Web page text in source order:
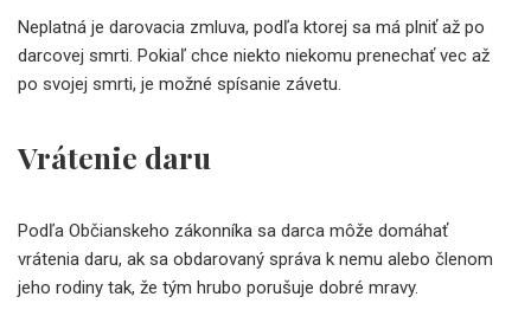
Neplatná je darovacia zmluva, podľa ktorej sa má plniť až po
darcovej smrti. Pokiaľ chce niekto niekomu prenechať vec až
po svojej smrti, je možné spísanie závetu.
Vrátenie daru
Podľa Občianskeho zákonníka sa darca môže domáhať
vrátenia daru, ak sa obdarovaný správa k nemu alebo členom
jeho rodiny tak, že tým hrubo porušuje dobré mravy.